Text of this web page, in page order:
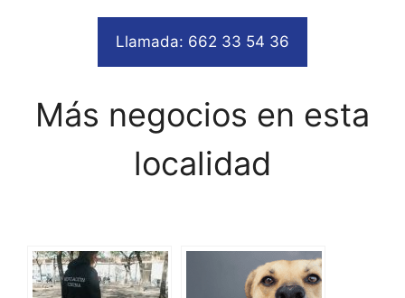
Llamada: 662 33 54 36
Más negocios en esta
localidad